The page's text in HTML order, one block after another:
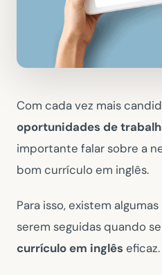
Com cada vez mais
oportunidades de
importante falar sobre a
bom currículo em inglês.
Para isso, existem
serem seguidas quando
currículo em inglês eficaz.